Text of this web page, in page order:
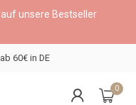
unsere Bestseller
60€ in DE
0